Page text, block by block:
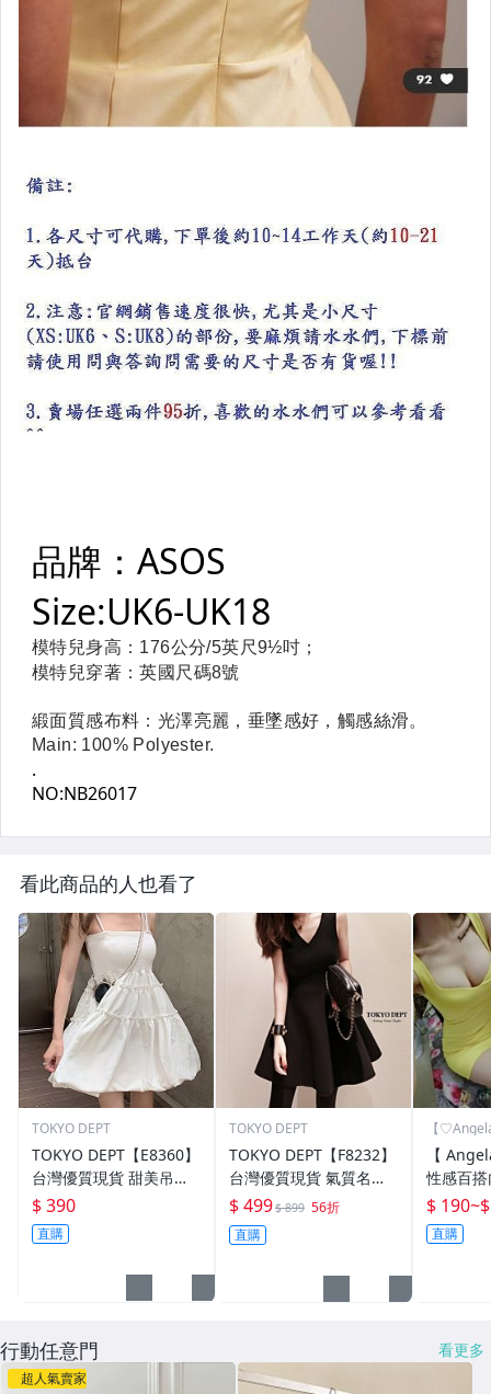
看此商品的人也看了
TOKYO DEPT
TOKYO DEPT【E8360】
台灣優質現貨 甜美吊帶
小洋裝．白色洋裝 吊帶
連身裙 裙子 A字裙 蓬蓬
裙 顯瘦 甜美風
$ 390
直購
TOKYO DEPT
TOKYO DEPT【F8232】
台灣優質現貨 氣質名
媛．平口洋裝小洋裝小禮
服洋裝韓雪紡洋裝露肩伴
娘連身裙禮服絲
$ 499$ 899 56折
直購
【
【
性感百
低胸爆
洋裝 白
黃色/綠
$ 190~
直購
行動任意門 看更多
超人氣賣家